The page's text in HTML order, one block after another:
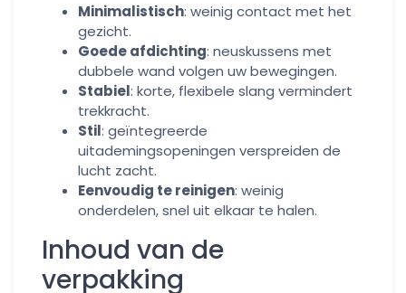
Minimalistisch: weinig contact met het
gezicht.
Goede afdichting: neuskussens met
dubbele wand volgen uw bewegingen.
Stabiel: korte, flexibele slang vermindert
trekkracht.
Stil: geïntegreerde
uitademingsopeningen verspreiden de
lucht zacht.
Eenvoudig te reinigen: weinig
onderdelen, snel uit elkaar te halen.
Inhoud van de
verpakking